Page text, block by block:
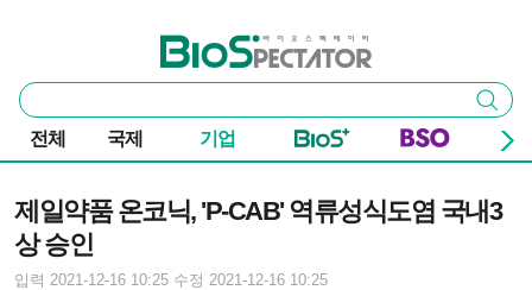
바이오스펙테이터
통
합
검
색
검색
전체 국제 기업
제일약품 온코닉, 'P-CAB' 역류성식도염 국내3
상 승인
입력 2021-12-16 10:25 수정 2021-12-16 10:25